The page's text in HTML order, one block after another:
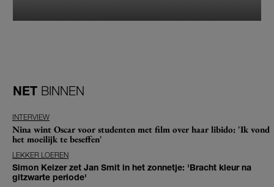
NET BINNEN
INTERVIEW
Nina wint Oscar voor studenten met film over haar libido: 'Ik vond
het moeilijk te beseffen'
LEKKER LOEREN
Simon Keizer zet Jan Smit in het zonnetje: 'Bracht kleur na
gitzwarte periode'